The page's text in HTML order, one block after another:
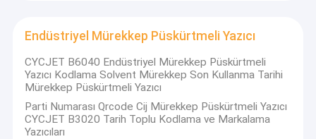
Endüstriyel Mürekkep Püskürtmeli Yazıcı
CYCJET B6040 Endüstriyel Mürekkep Püskürtmeli
Yazıcı Kodlama Solvent Mürekkep Son Kullanma Tarihi
Mürekkep Püskürtmeli Yazıcı
Parti Numarası Qrcode Cij Mürekkep Püskürtmeli Yazıcı
CYCJET B3020 Tarih Toplu Kodlama ve Markalama
Yazıcıları